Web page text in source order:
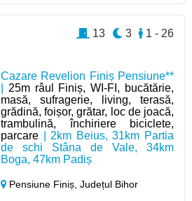
Cazare Revelion Finiș Pensiune**
25m râul Finiș, WI-FI, bucătărie,
masă, sufragerie, living, terasă,
grădină, foișor, grătar, loc de joacă,
trambulină, închiriere biciclete,
parcare | 2km Beius, 31km Partia
de schi Stâna de Vale, 34km
Boga, 47km Padiș
Pensiune Finiș,Județul Bihor
1 - 26
3
13